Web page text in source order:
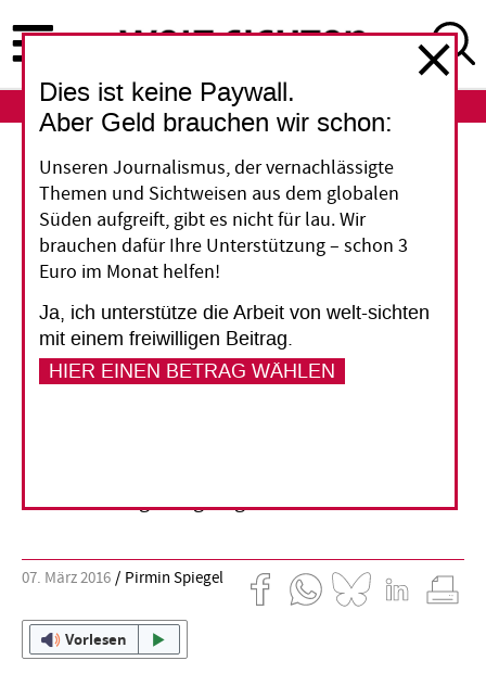
zum
Inhalt
ABO
Klimaschutz
Barmherzigkeit als
Antrieb
Die Beschlüsse der Klimakonferenz von Paris
weisen in die richtige Richtung. Für die
Umsetzung müssen sich die Lebens- und
Leiden nicht gleichgültig ist.
07. März 2016 Pirmin Spiegel
Vorlesen
Dies ist keine Paywall.
Aber Geld brauchen wir schon:
Unseren Journalismus, der vernachlässigte
Themen und Sichtweisen aus dem globalen
Süden aufgreift, gibt es nicht für lau. Wir
brauchen dafür Ihre Unterstützung – schon 3
Euro im Monat helfen!
Ja, ich unterstütze die Arbeit von welt-sichten
mit einem freiwilligen Beitrag.
HIER EINEN BETRAG WÄHLEN